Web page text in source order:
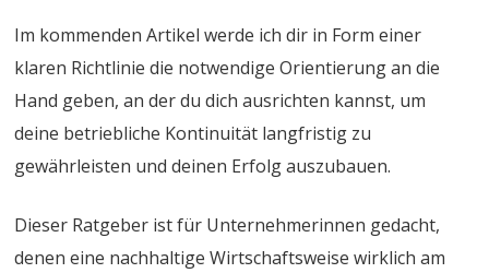
Im kommenden Artikel werde ich dir in Form einer
klaren Richtlinie die notwendige Orientierung an die
Hand geben, an der du dich ausrichten kannst, um
deine betriebliche Kontinuität langfristig zu
gewährleisten und deinen Erfolg auszubauen.
Dieser Ratgeber ist für Unternehmerinnen gedacht,
denen eine nachhaltige Wirtschaftsweise wirklich am